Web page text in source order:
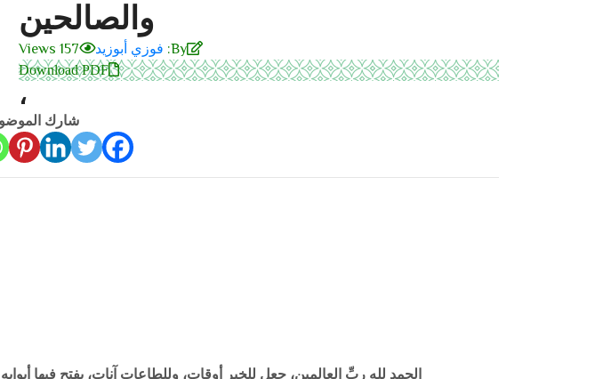
والصالحين
By: فوزي أبوزيد 157 Views
Download PDF
،
شارك
الحمد لله ربِّ العالمين، جعل للخير أوقات، وللطاعات آنات، يفتح فيها